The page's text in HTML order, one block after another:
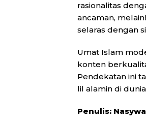
rasionalitas
ancaman,
selaras dengan
Umat Islam
konten
Pendekatan ini
lil alamin di
Penulis: